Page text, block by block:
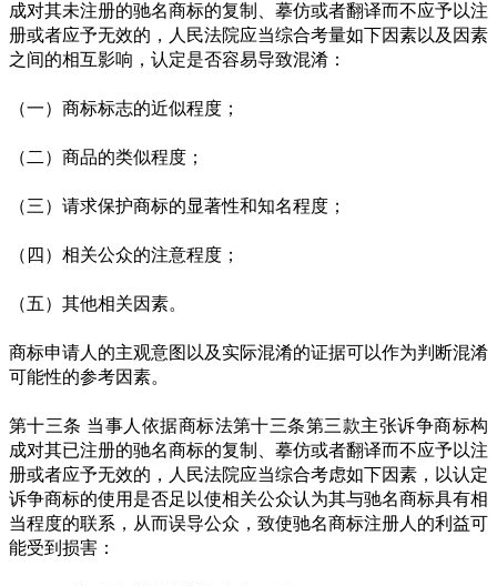
成对其未注册的驰名商标的复制、摹仿或者翻译而不应予以注
册或者应予无效的，人民法院应当综合考量如下因素以及因素
之间的相互影响，认定是否容易导致混淆：
（一）商标标志的近似程度；
（二）商品的类似程度；
（三）请求保护商标的显著性和知名程度；
（四）相关公众的注意程度；
（五）其他相关因素。
商标申请人的主观意图以及实际混淆的证据可以作为判断混淆
可能性的参考因素。
第十三条 当事人依据商标法第十三条第三款主张诉争商标构
成对其已注册的驰名商标的复制、摹仿或者翻译而不应予以注
册或者应予无效的，人民法院应当综合考虑如下因素，以认定
诉争商标的使用是否足以使相关公众认为其与驰名商标具有相
当程度的联系，从而误导公众，致使驰名商标注册人的利益可
能受到损害：